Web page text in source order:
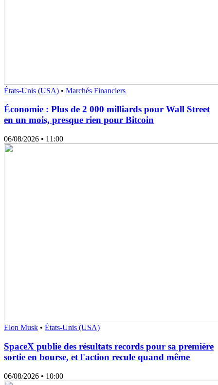
États-Unis (USA) • Marchés Financiers
Économie : Plus de 2 000 milliards pour Wall Street
en un mois, presque rien pour Bitcoin
06/08/2026 • 11:00
Elon Musk • États-Unis (USA)
SpaceX publie des résultats records pour sa première
sortie en bourse, et l'action recule quand même
06/08/2026 • 10:00